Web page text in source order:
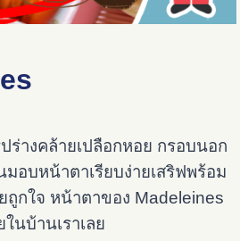
ร่างคล้ายเปลือกหอย กรอบนอก
อบหน้าตาเรียบง่ายเสริฟพร้อม
กใจ หน้าตาของ Madeleines
นบ้านเราเลย